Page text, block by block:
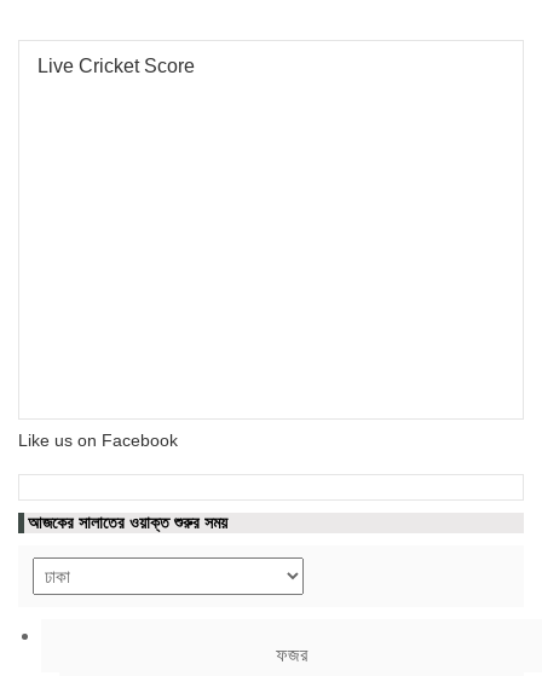
Live Cricket Score
Like us on Facebook
আজকের সালাতের ওয়াক্ত শুরুর সময়
ফজর